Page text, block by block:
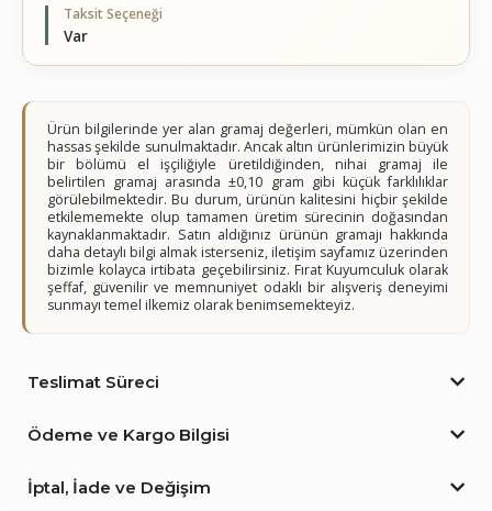
Taksit Seçeneği
Var
Ürün bilgilerinde yer alan gramaj değerleri, mümkün olan en
hassas şekilde sunulmaktadır. Ancak altın ürünlerimizin büyük
bir bölümü el işçiliğiyle üretildiğinden, nihai gramaj ile
belirtilen gramaj arasında ±0,10 gram gibi küçük farklılıklar
görülebilmektedir. Bu durum, ürünün kalitesini hiçbir şekilde
etkilememekte olup tamamen üretim sürecinin doğasından
kaynaklanmaktadır. Satın aldığınız ürünün gramajı hakkında
daha detaylı bilgi almak isterseniz, iletişim sayfamız üzerinden
bizimle kolayca irtibata geçebilirsiniz. Fırat Kuyumculuk olarak
şeffaf, güvenilir ve memnuniyet odaklı bir alışveriş deneyimi
sunmayı temel ilkemiz olarak benimsemekteyiz.
Teslimat Süreci
Ödeme ve Kargo Bilgisi
İptal, İade ve Değişim